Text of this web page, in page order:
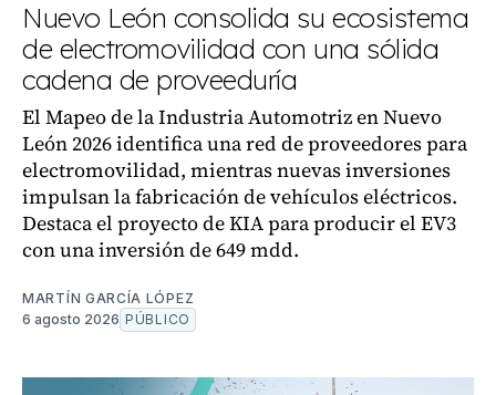
Nuevo León consolida su ecosistema
de electromovilidad con una sólida
cadena de proveeduría
El Mapeo de la Industria Automotriz en Nuevo
León 2026 identifica una red de proveedores para
electromovilidad, mientras nuevas inversiones
impulsan la fabricación de vehículos eléctricos.
Destaca el proyecto de KIA para producir el EV3
con una inversión de 649 mdd.
MARTÍN GARCÍA LÓPEZ
6 agosto 2026 PÚBLICO